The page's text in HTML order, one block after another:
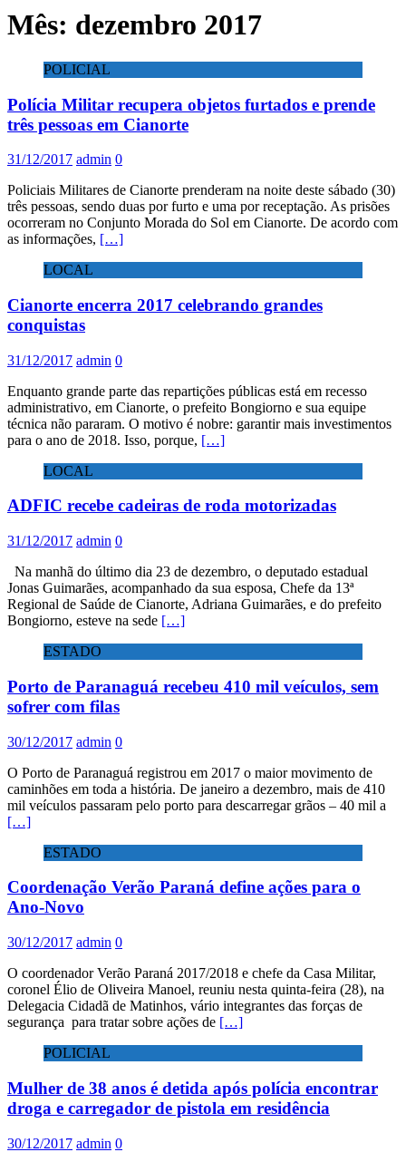
Mês: dezembro 2017
POLICIAL
Polícia Militar recupera objetos furtados e prende
três pessoas em Cianorte
31/12/2017 admin 0
Policiais Militares de Cianorte prenderam na noite deste sábado (30)
três pessoas, sendo duas por furto e uma por receptação. As prisões
ocorreram no Conjunto Morada do Sol em Cianorte. De acordo com
as informações, […]
LOCAL
Cianorte encerra 2017 celebrando grandes
conquistas
31/12/2017 admin 0
Enquanto grande parte das repartições públicas está em recesso
administrativo, em Cianorte, o prefeito Bongiorno e sua equipe
técnica não pararam. O motivo é nobre: garantir mais investimentos
para o ano de 2018. Isso, porque, […]
LOCAL
ADFIC recebe cadeiras de roda motorizadas
31/12/2017 admin 0
Na manhã do último dia 23 de dezembro, o deputado estadual
Jonas Guimarães, acompanhado da sua esposa, Chefe da 13ª
Regional de Saúde de Cianorte, Adriana Guimarães, e do prefeito
Bongiorno, esteve na sede […]
ESTADO
Porto de Paranaguá recebeu 410 mil veículos, sem
sofrer com filas
30/12/2017 admin 0
O Porto de Paranaguá registrou em 2017 o maior movimento de
caminhões em toda a história. De janeiro a dezembro, mais de 410
mil veículos passaram pelo porto para descarregar grãos – 40 mil a
[…]
ESTADO
Coordenação Verão Paraná define ações para o
Ano-Novo
30/12/2017 admin 0
O coordenador Verão Paraná 2017/2018 e chefe da Casa Militar,
coronel Élio de Oliveira Manoel, reuniu nesta quinta-feira (28), na
Delegacia Cidadã de Matinhos, vário integrantes das forças de
segurança para tratar sobre ações de […]
POLICIAL
Mulher de 38 anos é detida após polícia encontrar
droga e carregador de pistola em residência
30/12/2017 admin 0